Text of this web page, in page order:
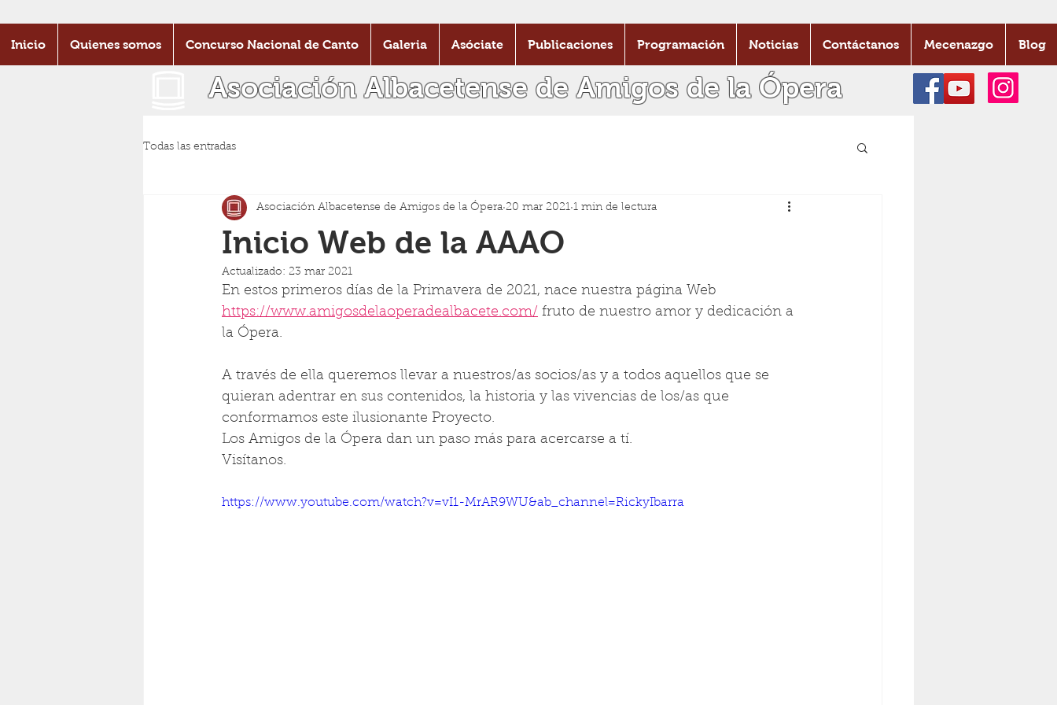
Blog
Mecenazgo
Contáctanos
Noticias
Programación
Publicaciones
Asóciate
Galeria
Concurso Nacional de Canto
Quienes somos
Inicio
Asociación Albacetense de Amigos de la Ópera
Todas las entradas
Inicio Web de la AAAO
Asociación Albacetense de Amigos de la Ópera 20 mar 2021 1 min de lectura
Actualizado: 23 mar 2021
En estos primeros días de la Primavera de 2021, nace nuestra página Web
https://www.amigosdelaoperadealbacete.com/ fruto de nuestro amor y dedicación a
la Ópera.
A través de ella queremos llevar a nuestros/as socios/as y a todos aquellos que se
quieran adentrar en sus contenidos, la historia y las vivencias de los/as que
conformamos este ilusionante Proyecto.
Los Amigos de la Ópera dan un paso más para acercarse a tí.
Visítanos.
https://www.youtube.com/watch?v=vI1-MrAR9WU&ab_channel=RickyIbarra